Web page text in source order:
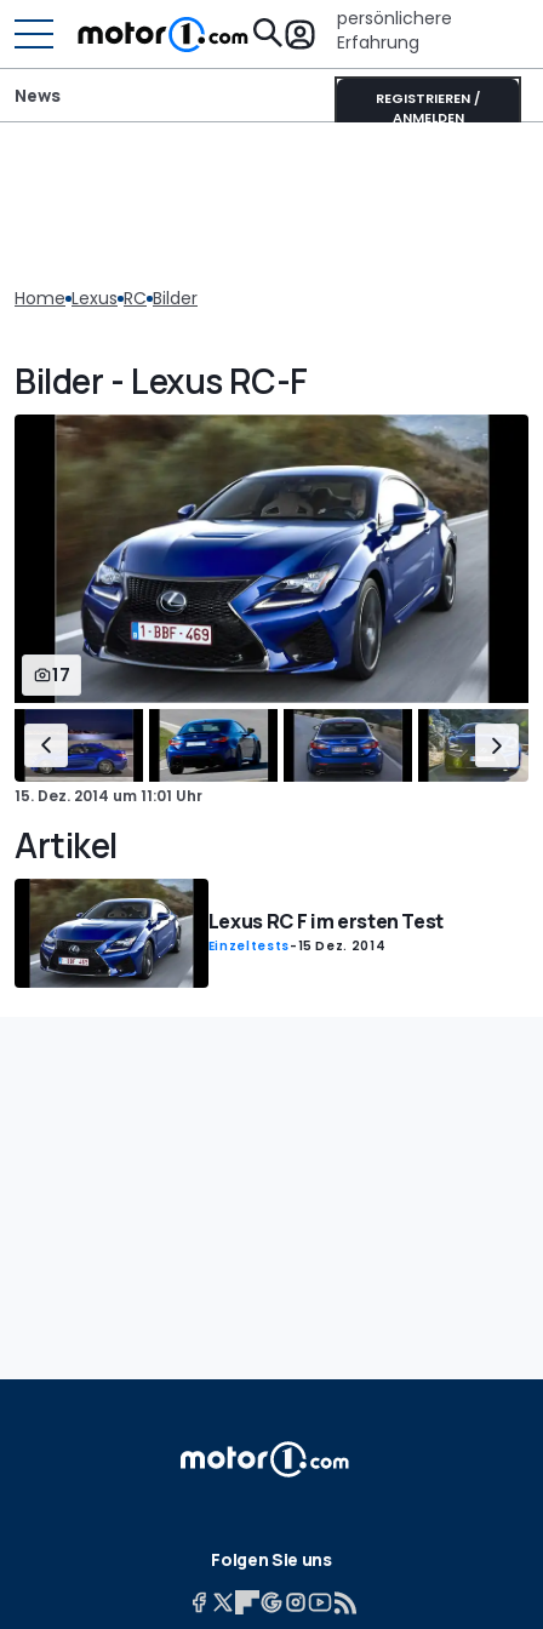
persönlichere
Erfahrung
REGISTRIEREN /
ANMELDEN
News
Home Lexus RC Bilder
Bilder - Lexus RC-F
17
15. Dez. 2014 um11:01 Uhr
Artikel
Lexus RC F im ersten Test
Einzeltests-15 Dez. 2014
Folgen Sie uns